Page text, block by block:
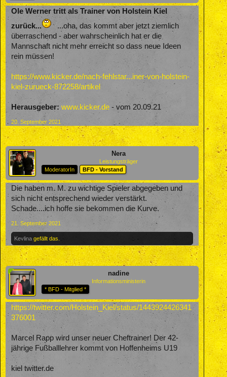
Ole Werner tritt als Trainer von Holstein Kiel
zurück...
...oha, das kommt aber jetzt ziemlich
überraschend - aber wahrscheinlich hat er die
Mannschaft nicht mehr erreicht so dass neue Ideen
rein müssen!
https://www.kicker.de/nach-fehlstar...iner-von-holstein-
kiel-zurueck-872258/artikel
Herausgeber: www.kicker.de - vom 20.09.21
20. September 2021
Nera
Leistungsträger
ModeratorIn
BFD - Vorstand
Die haben m. M. zu wichtige Spieler abgegeben und
sich nicht entsprechend wieder verstärkt.
Schade....ich hoffe sie bekommen die Kurve.
21. September 2021
Kevlina gefällt das.
nadine
Informationsministerin
* BFD - Mitglied *
https://twitter.com/Holstein_Kiel/status/1443924426341
376001
Marcel Rapp wird unser neuer Cheftrainer! Der 42-
jährige Fußballlehrer kommt von Hoffenheims U19
kiel twitter.de